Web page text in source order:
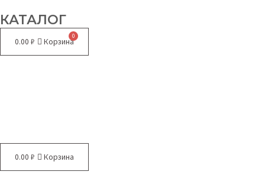
КАТАЛОГ
0.00 ₽ Корзина
0.00 ₽ Корзина